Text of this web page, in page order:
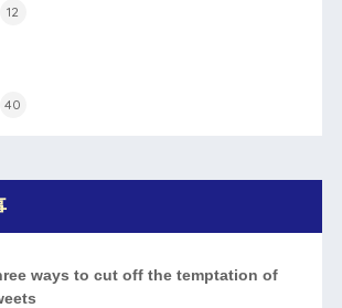
12
40
ways to cut off the temptation of